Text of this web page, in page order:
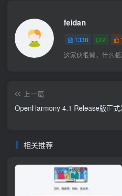
feidan
1338 2
这家伙很懒，什么
上一篇
OpenHarmony 4.1 Release版正式
相关推荐